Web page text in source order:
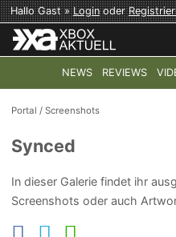
Hallo Gast »Loginoder
NEWS REVIEWS
TOP-THEMEN: COD:
Portal /Screenshots
Synced
In dieser Galerie findet ihr
Screenshots oder auch